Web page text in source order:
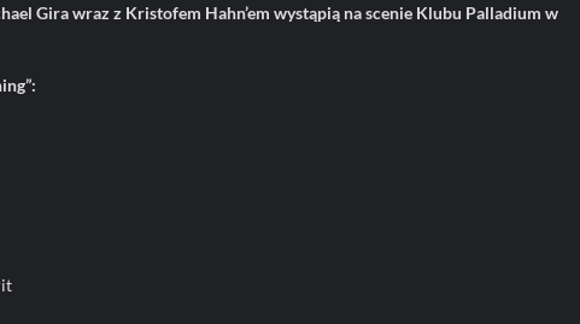
Gira wraz z Kristofem Hahn’em wystąpią na scenie Klubu Palladium w